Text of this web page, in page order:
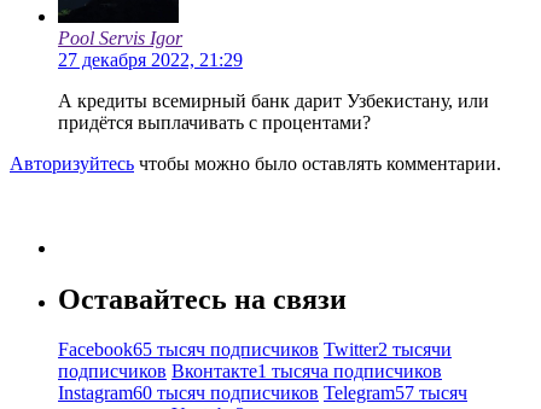
Pool Servis Igor
27 декабря 2022, 21:29
А кредиты всемирный банк дарит Узбекистану, или
придётся выплачивать с процентами?
Авторизуйтесь чтобы можно было оставлять комментарии.
Оставайтесь на связи
Facebook65 тысяч подписчиков Twitter2 тысячи
подписчиков Вконтакте1 тысяча подписчиков
Instagram60 тысяч подписчиков Telegram57 тысяч